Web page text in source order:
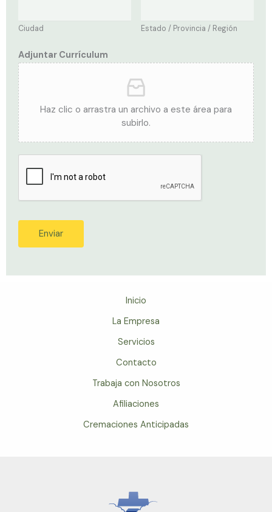
Ciudad Estado / Provincia / Región
Adjuntar Currículum
Haz clic o arrastra un archivo a este área para
subirlo.
Enviar
Inicio
La Empresa
Servicios
Contacto
Trabaja con Nosotros
Afiliaciones
Cremaciones Anticipadas